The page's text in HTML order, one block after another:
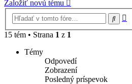
Založiť novú tému
Hľadať
15 tém • Strana 1 z 1
Témy
Odpovedí
Zobrazení
Posledný príspevok